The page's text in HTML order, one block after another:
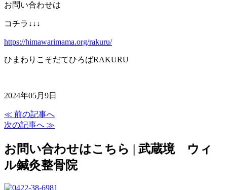
お問い合わせは
コチラ↓↓↓
https://himawarimama.org/rakuru/
ひまわりこそだてひろばRAKURU
2024年05月9日
≪ 前の記事へ
次の記事へ ≫
お問い合わせはこちら | 武蔵境 ウィ
ル鍼灸整骨院